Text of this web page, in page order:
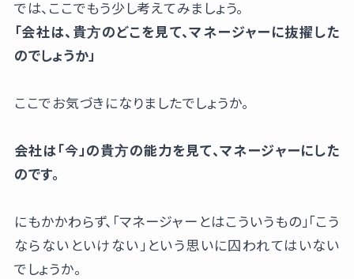
では、ここでもう少し考えてみましょう。
「会社は、貴方のどこを見て、マネージャーに抜擢した
のでしょうか」
ここでお気づきになりましたでしょうか。
会社は「今」の貴方の能力を見て、マネージャーにした
のです。
にもかかわらず、「マネージャーとはこういうもの」「こう
ならないといけない」という思いに囚われてはいない
でしょうか。